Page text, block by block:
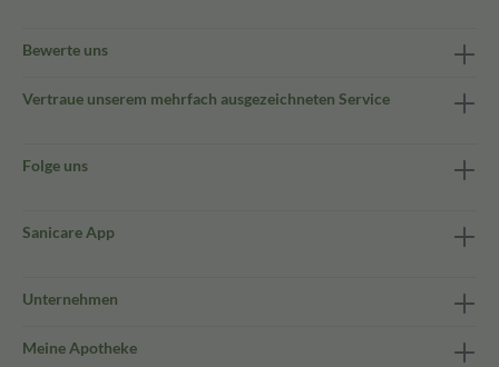
Bewerte uns
Vertraue unserem mehrfach ausgezeichneten Service
Folge uns
Sanicare App
Unternehmen
Meine Apotheke